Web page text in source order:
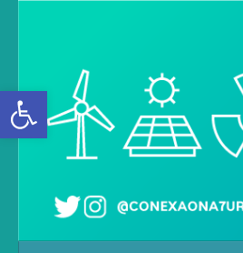
Abrir a barra de